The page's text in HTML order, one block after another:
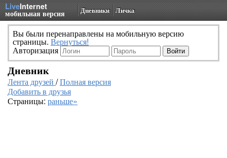
LiveInternet
мобильная версия Дневники Личка
Вы были перенаправлены на мобильную версию
страницы. Вернуться!
Авторизация
Дневник
Лента друзей /Полная версия
Добавить в друзья
Страницы: раньше»